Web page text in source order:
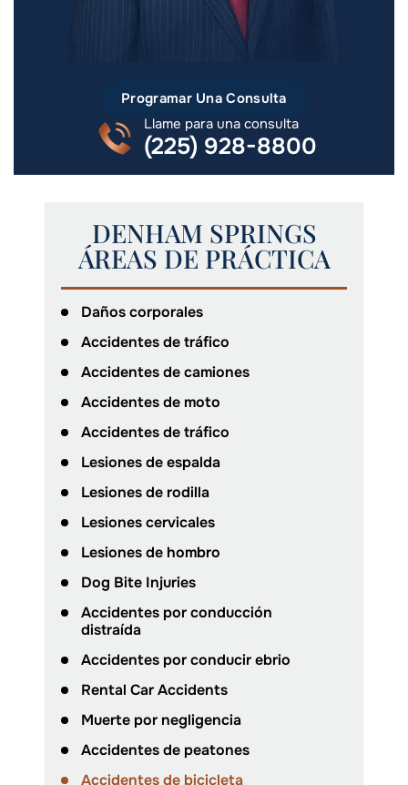
Programar Una Consulta
Llame para una consulta
(225) 928-8800
DENHAM SPRINGS
ÁREAS DE PRÁCTICA
Daños corporales
Accidentes de tráfico
Accidentes de camiones
Accidentes de moto
Accidentes de tráfico
Lesiones de espalda
Lesiones de rodilla
Lesiones cervicales
Lesiones de hombro
Dog Bite Injuries
Accidentes por conducción
distraída
Accidentes por conducir ebrio
Rental Car Accidents
Muerte por negligencia
Accidentes de peatones
Accidentes de bicicleta